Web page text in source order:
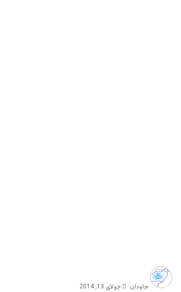
جاودان جولای 13, 2014